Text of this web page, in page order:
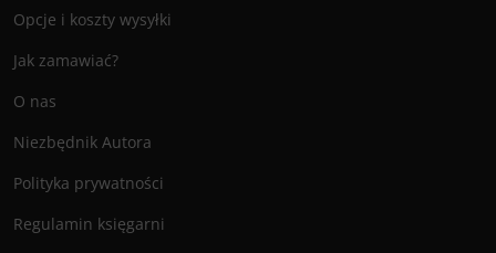
Opcje i koszty wysyłki
Jak zamawiać?
O nas
Niezbędnik Autora
Polityka prywatności
Regulamin księgarni